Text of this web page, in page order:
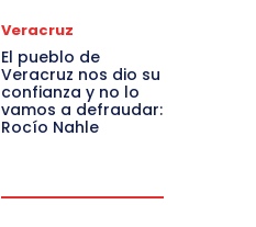
Veracruz
El pueblo de
Veracruz nos dio su
confianza y no lo
vamos a defraudar:
Rocío Nahle